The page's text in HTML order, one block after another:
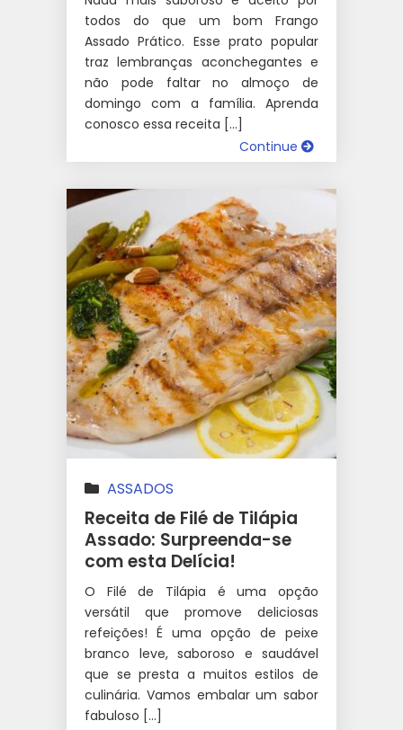
todos do que um bom Frango
Assado Prático. Esse prato popular
traz lembranças aconchegantes e
não pode faltar no almoço de
domingo com a família. Aprenda
conosco essa receita […]
Continue
ASSADOS
Receita de Filé de Tilápia
Assado: Surpreenda-se
com esta Delícia!
O Filé de Tilápia é uma opção
versátil que promove deliciosas
refeições! É uma opção de peixe
branco leve, saboroso e saudável
que se presta a muitos estilos de
culinária. Vamos embalar um sabor
fabuloso […]